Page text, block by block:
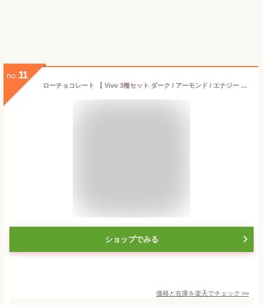
no. 11
ローチョコレート 【 Vivo 3種セット ダーク / アーモンド / エナジー 70g×3種】 有機マカ配合 有機 砂糖不使用 乳製品不使用 低GI 低糖質 カカオ70% ハイカカオ 高カカオ ダイエットチョコ ローカカオ ロハス LOHAS
ショップでみる
価格と在庫を楽天でチェック >>